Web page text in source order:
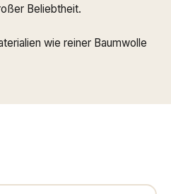
Beliebtheit.
wie reiner Baumwolle